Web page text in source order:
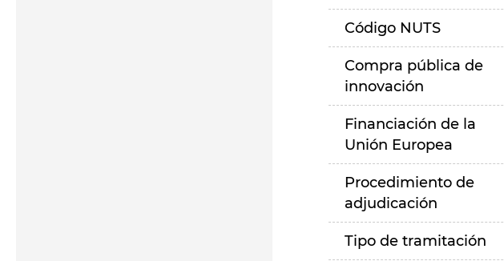
Código NUTS
Compra pública de
innovación
Financiación de la
Unión Europea
Procedimiento de
adjudicación
Tipo de tramitación